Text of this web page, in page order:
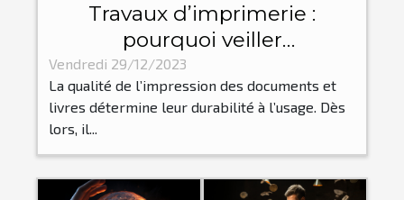
Travaux d’imprimerie :
pourquoi veiller
particulièrement à un bon
façonnage de toute
impression ?
Vendredi 29/12/2023
La qualité de l’impression des documents et
livres détermine leur durabilité à l’usage. Dès
lors, il...